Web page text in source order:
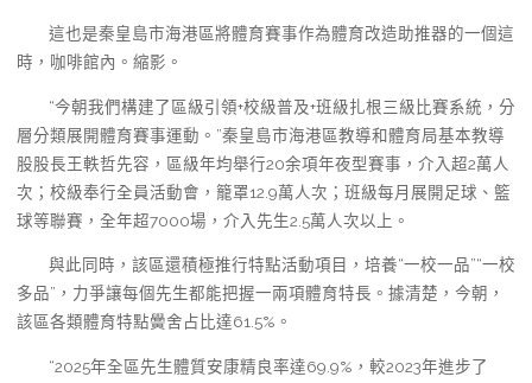
這也是秦皇島市海港區將體育賽事作為體育改造助推器的一個這
時，咖啡館內。縮影。
“今朝我們構建了區級引領+校級普及+班級扎根三級比賽系統，分
層分類展開體育賽事運動。”秦皇島市海港區教導和體育局基本教導
股股長王軼哲先容，區級年均舉行20余項年夜型賽事，介入超2萬人
次；校級奉行全員活動會，籠罩12.9萬人次；班級每月展開足球、籃
球等聯賽，全年超7000場，介入先生2.5萬人次以上。
與此同時，該區還積極推行特點活動項目，培養“一校一品”“一校
多品”，力爭讓每個先生都能把握一兩項體育特長。據清楚，今朝，
該區各類體育特點黌舍占比達61.5%。
“2025年全區先生體質安康精良率達69.9%，較2023年進步了